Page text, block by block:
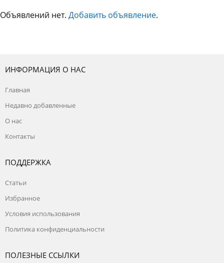
Объявлений нет. Добавить объявление.
ИНФОРМАЦИЯ О НАС
Главная
Недавно добавленные
О нас
Контакты
ПОДДЕРЖКА
Статьи
Избранное
Условия использования
Политика конфиденциальности
ПОЛЕЗНЫЕ ССЫЛКИ